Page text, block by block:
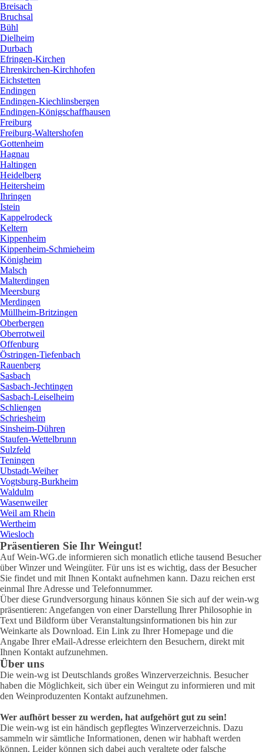
Breisach
Bruchsal
Bühl
Dielheim
Durbach
Efringen-Kirchen
Ehrenkirchen-Kirchhofen
Eichstetten
Endingen
Endingen-Kiechlinsbergen
Endingen-Königschaffhausen
Freiburg
Freiburg-Waltershofen
Gottenheim
Hagnau
Haltingen
Heidelberg
Heitersheim
Ihringen
Istein
Kappelrodeck
Keltern
Kippenheim
Kippenheim-Schmieheim
Königheim
Malsch
Malterdingen
Meersburg
Merdingen
Müllheim-Britzingen
Oberbergen
Oberrotweil
Offenburg
Östringen-Tiefenbach
Rauenberg
Sasbach
Sasbach-Jechtingen
Sasbach-Leiselheim
Schliengen
Schriesheim
Sinsheim-Dühren
Staufen-Wettelbrunn
Sulzfeld
Teningen
Ubstadt-Weiher
Vogtsburg-Burkheim
Waldulm
Wasenweiler
Weil am Rhein
Wertheim
Wiesloch
Präsentieren Sie Ihr Weingut!
Auf Wein-WG.de informieren sich monatlich etliche tausend Besucher
über Winzer und Weingüter. Für uns ist es wichtig, dass der Besucher
Sie findet und mit Ihnen Kontakt aufnehmen kann. Dazu reichen erst
einmal Ihre Adresse und Telefonnummer.
Über diese Grundversorgung hinaus können Sie sich auf der wein-wg
präsentieren: Angefangen von einer Darstellung Ihrer Philosophie in
Text und Bildform über Veranstaltungsinformationen bis hin zur
Weinkarte als Download. Ein Link zu Ihrer Homepage und die
Angabe Ihrer eMail-Adresse erleichtern den Besuchern, direkt mit
Ihnen Kontakt aufzunehmen.
Über uns
Die wein-wg ist Deutschlands großes Winzerverzeichnis. Besucher
haben die Möglichkeit, sich über ein Weingut zu informieren und mit
den Weinproduzenten Kontakt aufzunehmen.
Wer aufhört besser zu werden, hat aufgehört gut zu sein!
Die wein-wg ist ein händisch gepflegtes Winzerverzeichnis. Dazu
sammeln wir sämtliche Informationen, denen wir habhaft werden
können. Leider können sich dabei auch veraltete oder falsche